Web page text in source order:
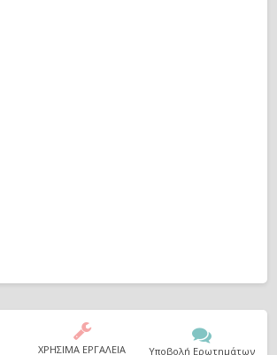
ΧΡΗΣΙΜΑ ΕΡΓΑΛΕΙΑ Υποβολή Ερωτημάτων